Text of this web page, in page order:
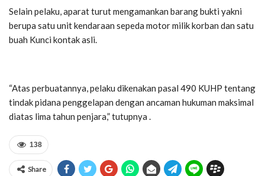
Selain pelaku, aparat turut mengamankan barang bukti yakni
berupa satu unit kendaraan sepeda motor milik korban dan satu
buah Kunci kontak asli.
“Atas perbuatannya, pelaku dikenakan pasal 490 KUHP tentang
tindak pidana penggelapan dengan ancaman hukuman maksimal
diatas lima tahun penjara,” tutupnya .
138
Share